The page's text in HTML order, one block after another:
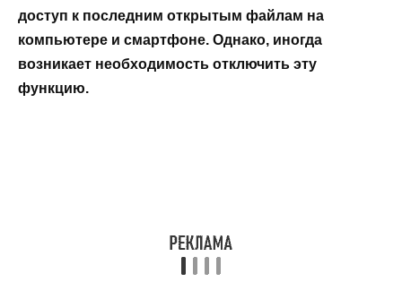
доступ к последним открытым файлам на
компьютере и смартфоне. Однако, иногда
возникает необходимость отключить эту
функцию.